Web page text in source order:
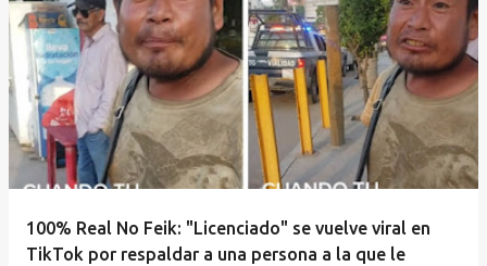
100% Real No Feik: "Licenciado" se vuelve viral en
TikTok por respaldar a una persona a la que le